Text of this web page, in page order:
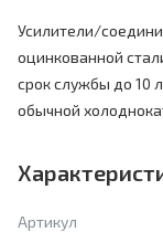
Усилители/
оцинкованной
срок службы до 10
обычной
Артикул